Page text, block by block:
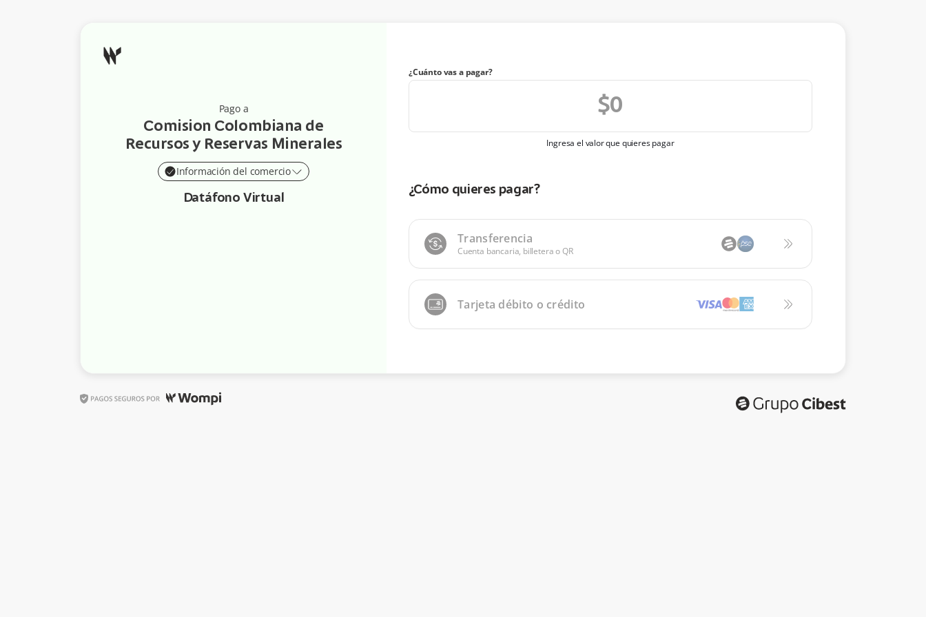
Pago a
Comision Colombiana de
Recursos y Reservas Minerales
Información del comercio
Datáfono Virtual
¿Cuánto vas a pagar?
Ingresa el valor que quieres pagar
¿Cómo quieres pagar?
Transferencia
Cuenta bancaria, billetera o QR
Tarjeta débito o crédito